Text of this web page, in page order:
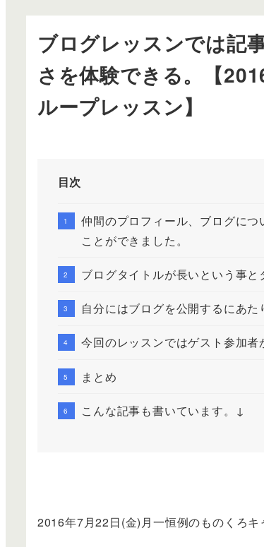
ブログレッスンでは記
さを体験できる。【
ループレッスン】
目次
仲間のプロフィール、ブログに
ことができました。
ブログタイトルが長いという事
自分にはブログを公開するにあ
今回のレッスンではゲスト参加
まとめ
こんな記事も書いています。↓
2016年7月22日(金)月一恒例のものくろキ